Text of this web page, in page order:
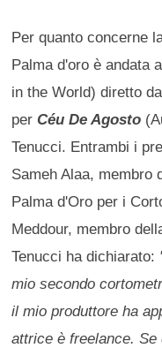
Per quanto concerne
Palma d'oro è andata a
in the World) diretto
perCéu De Agosto
Tenucci. Entrambi i
Sameh Alaa, membro
Palma d'Oro per i
Meddour, membro
Tenucci ha dichiarato:
mio secondo
il mio produttore ha
attrice è freelance.